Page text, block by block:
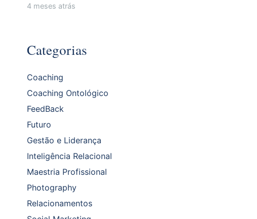
4 meses atrás
Categorias
Coaching
Coaching Ontológico
FeedBack
Futuro
Gestão e Liderança
Inteligência Relacional
Maestria Profissional
Photography
Relacionamentos